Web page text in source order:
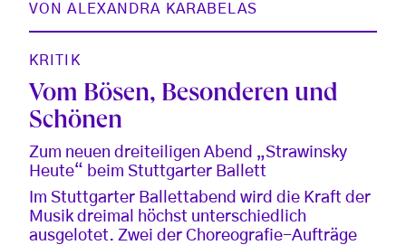
VONALEXANDRA KARABELAS
KRITIK
Vom Bösen, Besonderen und
Schönen
Zum neuen dreiteiligen Abend „Strawinsky
Heute“ beim Stuttgarter Ballett
Im Stuttgarter Ballettabend wird die Kraft der
Musik dreimal höchst unterschiedlich
ausgelotet. Zwei der Choreografie-Aufträge